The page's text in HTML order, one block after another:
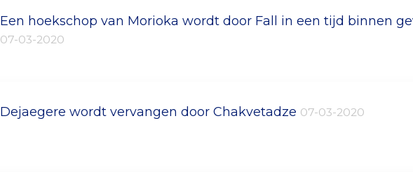
Een hoekschop van Morioka wordt door Fall in een tijd binnen
07-03-2020
Dejaegere wordt vervangen door Chakvetadze 07-03-2020